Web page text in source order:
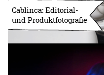
Cablinca: Editorial-
und Produktfotografie